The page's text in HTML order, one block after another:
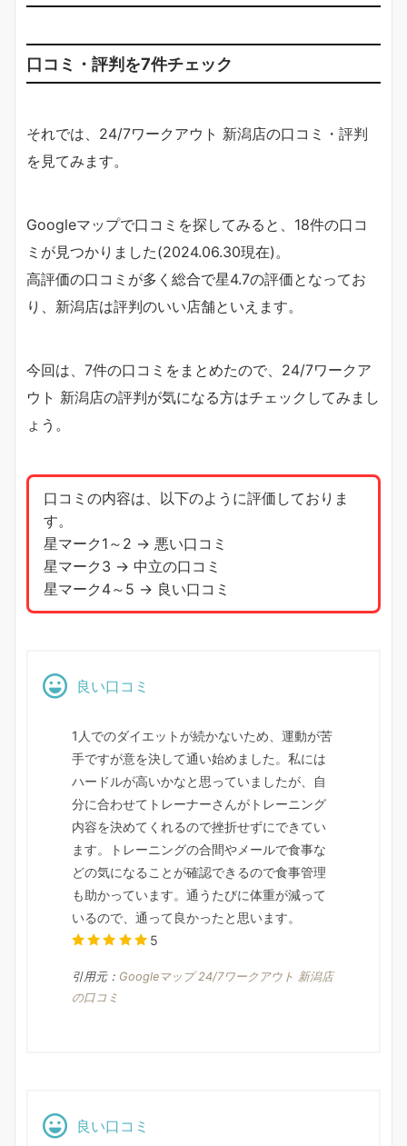
口コミ・評判を7件チェック
それでは、24/7ワークアウト 新潟店の口コミ・評判
を見てみます。
Googleマップで口コミを探してみると、18件の口コ
ミが見つかりました(2024.06.30現在)。
高評価の口コミが多く総合で星4.7の評価となってお
り、新潟店は評判のいい店舗といえます。
今回は、7件の口コミをまとめたので、24/7ワークア
ウト 新潟店の評判が気になる方はチェックしてみまし
ょう。
口コミの内容は、以下のように評価しておりま
す。
星マーク1～2 → 悪い口コミ
星マーク3 → 中立の口コミ
星マーク4～5 → 良い口コミ
良い口コミ
1人でのダイエットが続かないため、運動が苦
手ですが意を決して通い始めました。私には
ハードルが高いかなと思っていましたが、自
分に合わせてトレーナーさんがトレーニング
内容を決めてくれるので挫折せずにできてい
ます。トレーニングの合間やメールで食事な
どの気になることが確認できるので食事管理
も助かっています。通うたびに体重が減って
いるので、通って良かったと思います。
5
引用元： Googleマップ 24/7ワークアウト 新潟店
の口コミ
良い口コミ